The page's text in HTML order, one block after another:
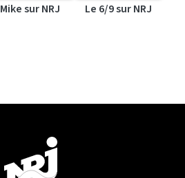
Mike sur NRJ Le 6/9 sur NRJ